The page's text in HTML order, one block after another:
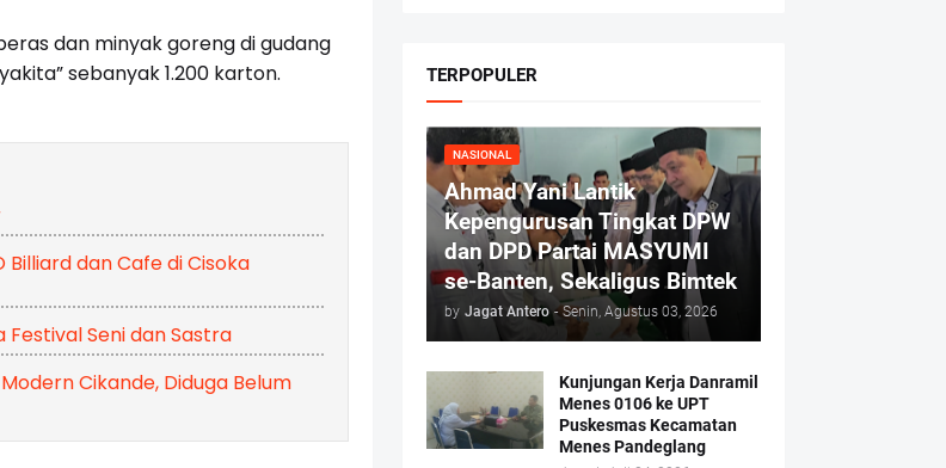
dan minyak goreng di gudang
sebanyak 1.200 karton.
Billiard dan Cafe di Cisoka
Festival Seni dan Sastra
Cikande, Diduga Belum
TERPOPULER
NASIONAL
Ahmad Yani Lantik
Kepengurusan Tingkat DPW
dan DPD Partai MASYUMI
se-Banten, Sekaligus Bimtek
by Jagat Antero - Senin, Agustus 03, 2026
Kunjungan Kerja Danramil
Menes 0106 ke UPT
Puskesmas Kecamatan
Menes Pandeglang